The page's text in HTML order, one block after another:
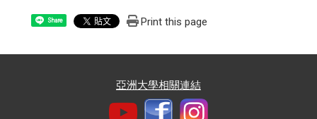
Share Print this page
亞洲大學相關連結